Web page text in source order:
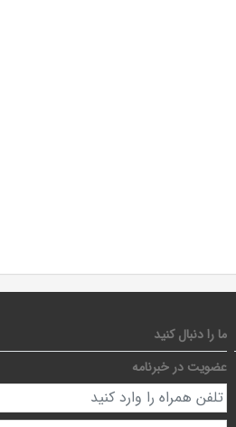
ما را دنبال کنید
عضویت در خبرنامه